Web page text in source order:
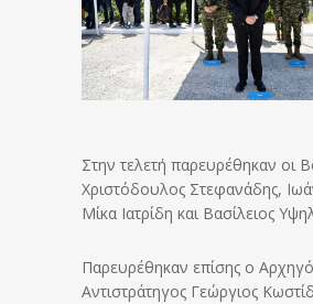
Στην τελετή παρευρέθηκαν οι
Χριστόδουλος Στεφανάδης,
Μίκα Ιατρίδη και Βασίλειος
Παρευρέθηκαν επίσης ο
Αντιστράτηγος Γεώργιος